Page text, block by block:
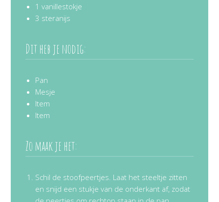
1 vanillestokje
3 steranijs
Dit heb je nodig:
Pan
Mesje
Item
Item
Zo maak je het:
Schil de stoofpeertjes. Laat het steeltje zitten
en snijd een stukje van de onderkant af, zodat